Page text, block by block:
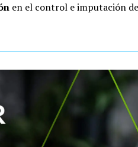
en el control e imputación